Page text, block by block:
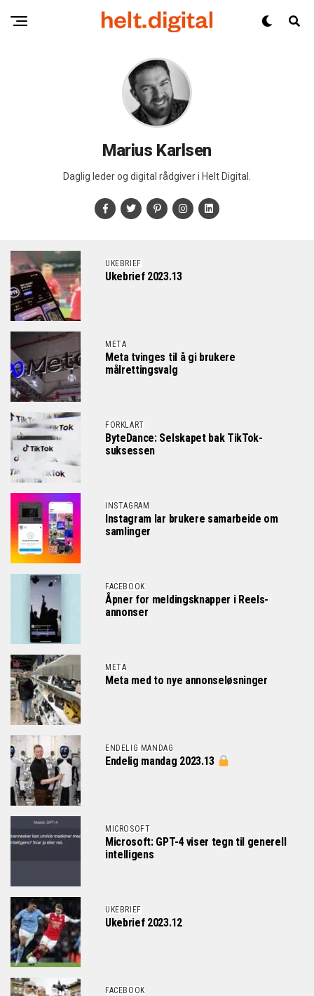
Marius Karlsen
Daglig leder og digital rådgiver i Helt Digital.
UKEBRIEF
Ukebrief 2023.13
META
Meta tvinges til å gi brukere
målrettingsvalg
FORKLART
ByteDance: Selskapet bak TikTok-
suksessen
INSTAGRAM
Instagram lar brukere samarbeide om
samlinger
FACEBOOK
Åpner for meldingsknapper i Reels-
annonser
META
Meta med to nye annonseløsninger
ENDELIG MANDAG
Endelig mandag 2023.13
MICROSOFT
Microsoft: GPT-4 viser tegn til generell
intelligens
UKEBRIEF
Ukebrief 2023.12
FACEBOOK